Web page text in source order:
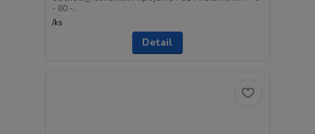
- 80 -...
/ks
Detail